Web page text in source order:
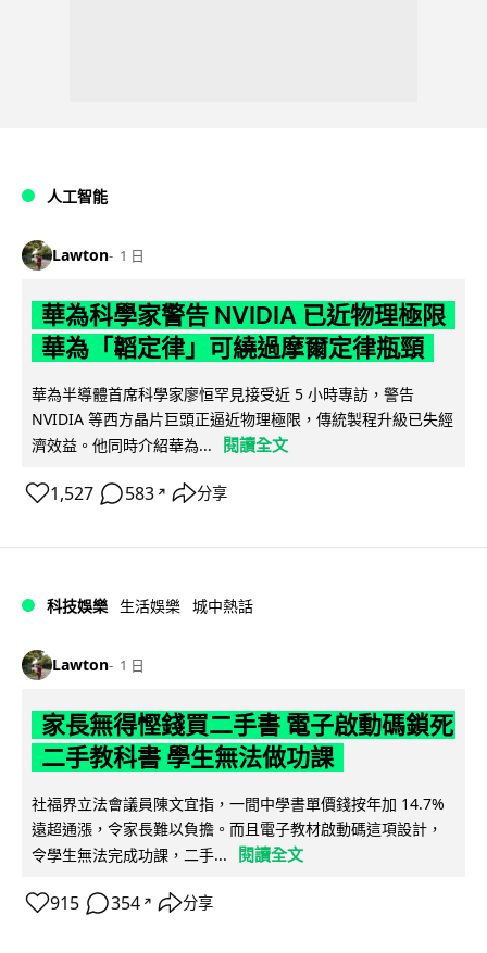
人工智能
Lawton 1 日
華為科學家警告 NVIDIA 已近物理極限
華為「韜定律」可繞過摩爾定律瓶頸
華為半導體首席科學家廖恒罕見接受近 5 小時專訪，警告
NVIDIA 等西方晶片巨頭正逼近物理極限，傳統製程升級已失經
濟效益。他同時介紹華為...
閱讀全文
1,527 583 ↗ 分享
科技娛樂 生活娛樂 城中熱話
Lawton 1 日
家長無得慳錢買二手書 電子啟動碼鎖死
二手教科書 學生無法做功課
社福界立法會議員陳文宜指，一間中學書單價錢按年加 14.7%
遠超通漲，令家長難以負擔。而且電子教材啟動碼這項設計，
令學生無法完成功課，二手...
閱讀全文
915 354 ↗ 分享